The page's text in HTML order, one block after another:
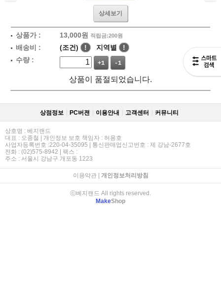
상세보기
상품가 : 13,000원 적립금:200원
배송비 : (조건) ! 지역별
!
수량 :
+1 -1
상품이 품절되었습니다.
상점정보 PC버젼 이용안내 고객센터 커뮤니티
상호명 : 베지랜드
대표 : 오종철 | 개인정보 보호 책임자 : 허용호
사업자등록번호 :220-04-35095 | 통신판매업신고번호 : 제 강남-2677호
전화 : (02)575-8942 | 팩스 :
주소 : 서울시 강남구 개포동 1223
이용약관| 개인정보처리방침
ⓒ베지랜드 All rights reserved.
MakeShop